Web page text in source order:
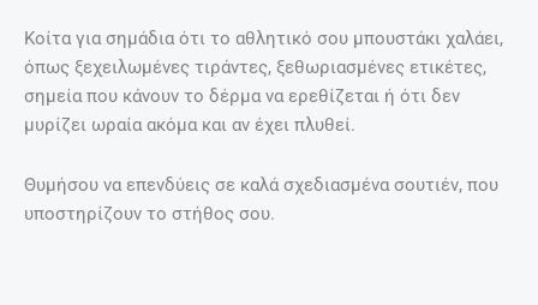
Κοίτα για σημάδια ότι το αθλητικό σου μπουστάκι χαλάει,
όπως ξεχειλωμένες τιράντες, ξεθωριασμένες ετικέτες,
σημεία που κάνουν το δέρμα να ερεθίζεται ή ότι δεν
μυρίζει ωραία ακόμα και αν έχει πλυθεί.
Θυμήσου να επενδύεις σε καλά σχεδιασμένα σουτιέν, που
υποστηρίζουν το στήθος σου.